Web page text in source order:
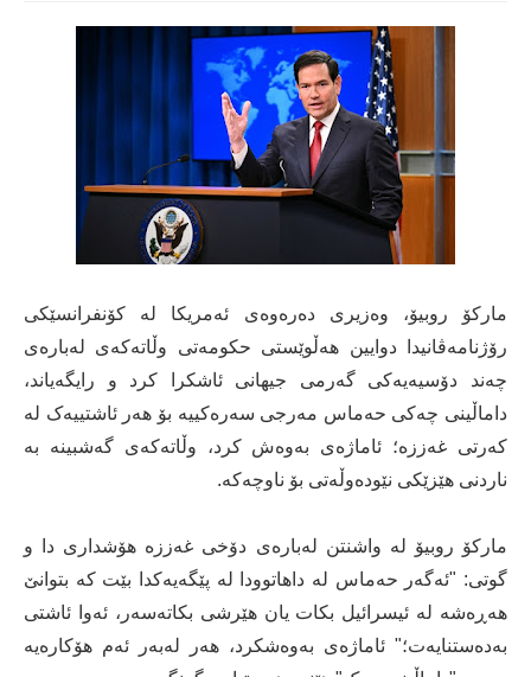
مارکۆ روبیۆ، وەزیری دەرەوەی ئەمریکا لە کۆنفرانسێکی
رۆژنامەڤانیدا دوایین هەڵوێستی حکومەتی وڵاتەکەی لەبارەی
چەند دۆسیەیەکی گەرمی جیهانی ئاشکرا کرد و رایگەیاند،
داماڵینی چەکی حەماس مەرجی سەرەکییە بۆ هەر ئاشتییەک لە
کەرتی غەززە؛ ئاماژەی بەوەش کرد، وڵاتەکەی گەشبینە بە
ناردنی هێزێکی نێودەوڵەتی بۆ ناوچەکە.
مارکۆ روبیۆ لە واشنتن لەبارەی دۆخی غەززە هۆشداری دا و
گوتی: "ئەگەر حەماس لە داهاتوودا لە پێگەیەکدا بێت کە بتوانێ
هەڕەشە لە ئیسرائیل بکات یان هێرشی بکاتەسەر، ئەوا ئاشتی
بەدەستنایەت؛" ئاماژەی بەوەشکرد، هەر لەبەر ئەم هۆکارەیە